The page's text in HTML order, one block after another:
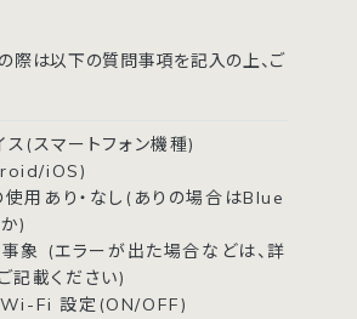
際は以下の質問事項を記入の上、ご
(スマートフォン機種)
iOS)
用あり・なし(ありの場合はBlue
)
象 (エラーが出た場合などは、詳
記載ください)
Fi 設定(ON/OFF)